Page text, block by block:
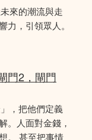
來的潮流與走
，引領眾人。
門2，閘門
，把他們定義
。人面對金錢，
。 甚至把事情